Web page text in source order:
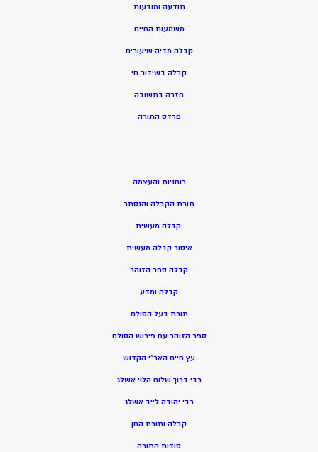
תודעה ומודעות
משמעות החיים
קבלה מדיה שיעורים
קבלה בשידור חי
חזרה בתשובה
פרדס התורה
רוחניות והעצמה
תורת הקבלה והנסתר
קבלה מעשית
איסור קבלה מעשית
קבלה ספר הזוהר
קבלה ומדע
תורת בעל הסולם
ספר הזוהר עם פירוש הסולם
עץ חיים האר”י הקדוש
רבי ברוך שלום הלוי אשלג
רבי יהודה לייב אשלג
קבלה ותורת החן
סודות התורה